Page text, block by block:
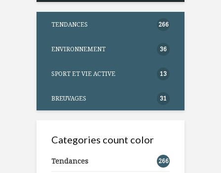
TENDANCES 266
ENVIRONNEMENT 36
SPORT ET VIE ACTIVE 13
BREUVAGES 31
Categories count color
Tendances 266